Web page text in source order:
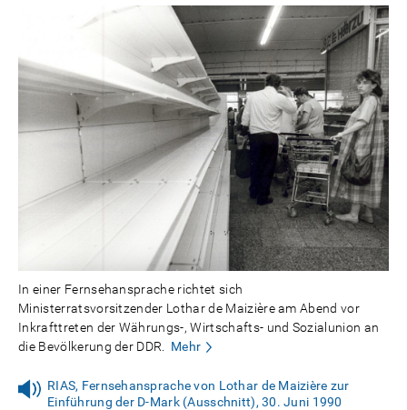
In einer Fernsehansprache richtet sich
Ministerratsvorsitzender Lothar de Maizière am Abend vor
Inkrafttreten der Währungs-, Wirtschafts- und Sozialunion an
die Bevölkerung der DDR.
Mehr
RIAS, Fernsehansprache von Lothar de Maizière zur
Einführung der D-Mark (Ausschnitt), 30. Juni 1990